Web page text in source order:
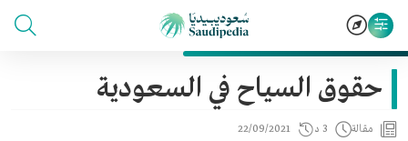
حقوق السياح في السعودية
مقالة 3 د 22/09/2021